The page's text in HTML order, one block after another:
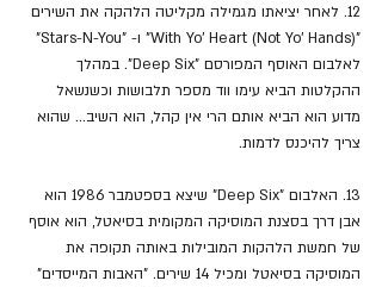
12. לאחר יציאתו מגמילה מקליטה הלהקה את השירים
"With Yo' Heart (Not Yo' Hands)" ו- "Stars-N-You"
לאלבום האוסף המפורסם "Deep Six". במהלך
ההקלטות הביא עימו ווד מספר תלבושות וכשנשאל
מדוע הוא הביא אותם הרי אין קהל, הוא השיב... שהוא
צריך להיכנס לדמות.
13. האלבום "Deep Six" שיצא בספטמבר 1986 הוא
אבן דרך בסצנת המוסיקה המקומית בסיאטל, הוא אוסף
של חמשת הלהקות המובילות באותה תקופה את
המוסיקה בסיאטל ומכיל 14 שירים. "האבות המייסדים"